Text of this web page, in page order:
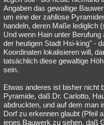
Angaben das gewaltige
um eine der zahllose
handeln, deren Maße lediglich
Und wenn Hain unter
der heutigen Stadt Hsi-king" -
Koordinaten lokalisieren will,
tatsächlich diese gewaltige
sein.
Etwas anderes ist bisher nicht
Pyramide, daß Dr. Carlotto,
abdruckten, und auf dem man
Dorf zu erkennen glaubt (Pfeil
jenes Bauwerk zu sehen, daß